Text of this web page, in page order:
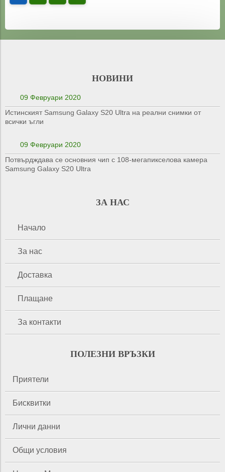
НОВИНИ
09 Февруари 2020
Истинският Samsung Galaxy S20 Ultra на реални снимки от
всички ъгли
09 Февруари 2020
Потвърдждава се основния чип с 108-мегапикселова камера
Samsung Galaxy S20 Ultra
ЗА НАС
Начало
За нас
Доставка
Плащане
За контакти
ПОЛЕЗНИ ВРЪЗКИ
Приятели
Бисквитки
Лични данни
Общи условия